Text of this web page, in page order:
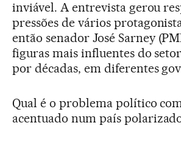
inviável. A entrevista gerou
pressões de vários
então senador José Sarney
figuras mais influentes do
por décadas, em diferentes
Qual é o problema político
acentuado num país